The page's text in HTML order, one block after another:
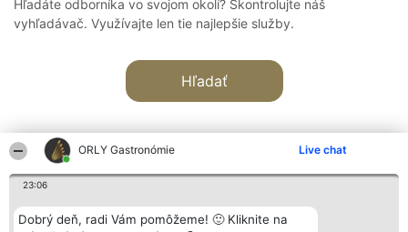
ORLY Gastronómie Live chat
23:06
Dobrý deň, radi Vám pomôžeme! 🙂 Kliknite na
Hľadáte odborníka vo svojom okolí? Skontrolujte náš
vyhľadávač. Využívajte len tie najlepšie služby.
Hľadať
Organizátor hodnotenia
Bright Side Solutions sp. z o.
Hodnotenie
Laureáti
Kontakt
Kontakt